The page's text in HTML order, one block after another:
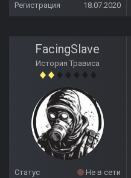
Регистрация
18.07.2020
FacingSlave
История Трависа
Статус
Не в сети